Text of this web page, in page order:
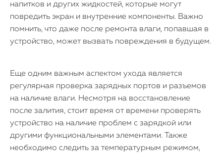
напитков и других жидкостей, которые могут
повредить экран и внутренние компоненты. Важно
помнить, что даже после ремонта влаги, попавшая в
устройство, может вызвать повреждения в будущем.
Еще одним важным аспектом ухода является
регулярная проверка зарядных портов и разъемов
на наличие влаги. Несмотря на восстановление
после залития, стоит время от времени проверять
устройство на наличие проблем с зарядкой или
другими функциональными элементами. Также
необходимо следить за температурным режимом,